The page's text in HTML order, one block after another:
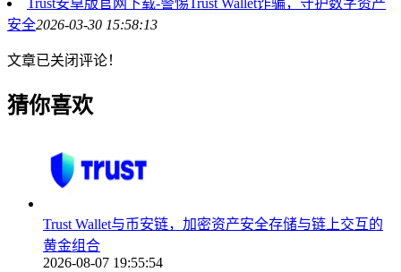
Trust安卓版官网下载-警惕Trust Wallet诈骗，守护数字资产
安全2026-03-30 15:58:13
文章已关闭评论！
猜你喜欢
Trust Wallet与币安链，加密资产安全存储与链上交互的
黄金组合
2026-08-07 19:55:54